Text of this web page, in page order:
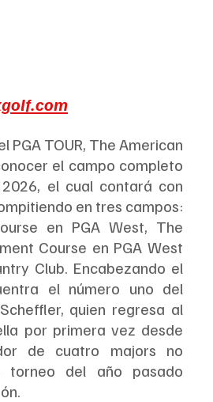
PGA TOUR, The American
el campo completo
el cual contará con
en tres campos:
en PGA West, The
Course en PGA West
Club. Encabezando el
el número uno del
quien regresa al
por primera vez desde
de cuatro majors no
del año pasado